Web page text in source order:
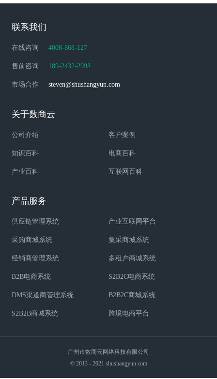
联系我们
在线咨询 4008-868-127
售前咨询 189-2432-2993
市场合作 steven@shushangyun.com
关于数商云
公司介绍 客户案例
知识百科 电商百科
产业百科 互联网百科
产品服务
供应链管理系统 产业互联网平台
采购商城系统 集采商城系统
经销商管理系统 多租户商城系统
B2B电商系统 S2B2C电商系统
DMS渠道商管理系统 B2B2C商城系统
S2B2B商城系统 跨境电商平台
广州市数商云网络科技有限公司
© 2013 - 2021 shushangyun.com